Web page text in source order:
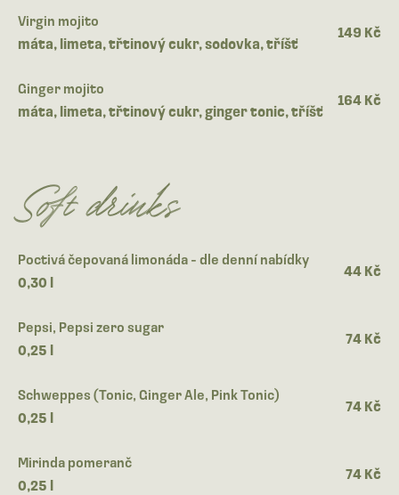
Virgin mojito
máta, limeta, třtinový cukr, sodovka, tříšť
149 Kč
Ginger mojito
máta, limeta, třtinový cukr, ginger tonic, tříšť
164 Kč
Soft drinks
Poctivá čepovaná limonáda - dle denní nabídky
0,30 l
44 Kč
Pepsi, Pepsi zero sugar
0,25 l
74 Kč
Schweppes (Tonic, Ginger Ale, Pink Tonic)
0,25 l
74 Kč
Mirinda pomeranč
0,25 l
74 Kč